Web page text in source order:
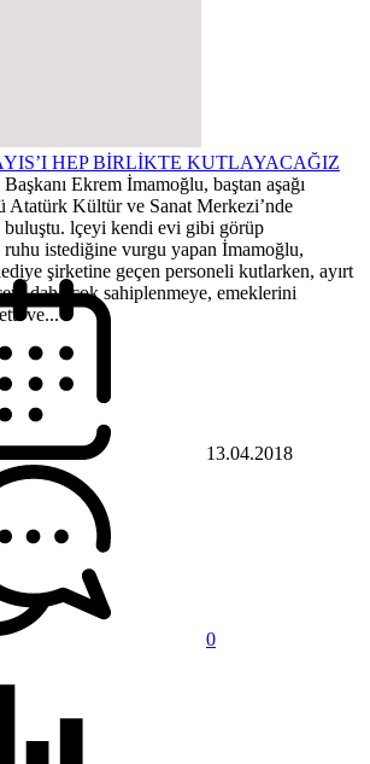
HEP BİRLİKTE KUTLAYACAĞIZ
Ekrem İmamoğlu, baştan aşağı
Atatürk Kültür ve Sanat Merkezi’nde
buluştu. lçeyi kendi evi gibi görüp
istediğine vurgu yapan İmamoğlu,
şirketine geçen personeli kutlarken, ayırt
daha çok sahiplenmeye, emeklerini
ve...
13.04.2018
0